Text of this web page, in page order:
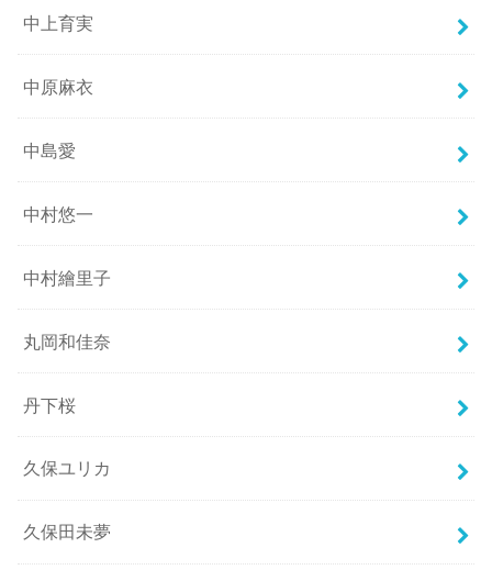
中上育実
中原麻衣
中島愛
中村悠一
中村繪里子
丸岡和佳奈
丹下桜
久保ユリカ
久保田未夢